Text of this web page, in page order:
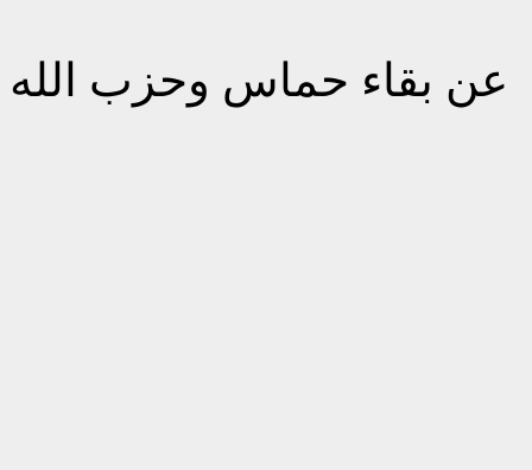
عن بقاء حماس وحزب الله